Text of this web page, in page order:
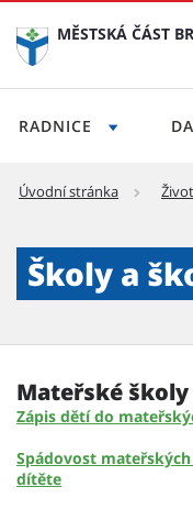
MĚSTSKÁ ČÁST
RADNICE
Úvodní stránka
Školy a
Mateřské školy
Zápis dětí do
Spádovost
dítěte